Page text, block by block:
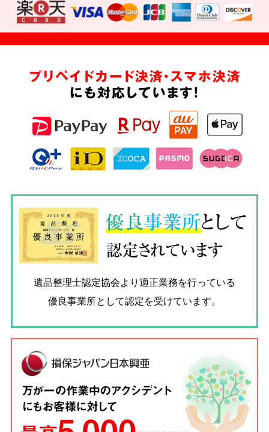
プリペイドカード決済・スマホ決済
にも対応しています!
優良事業所として
認定されています
遺品整理士認定協会より適正業務を行っている
優良事業所として認定を受けています。